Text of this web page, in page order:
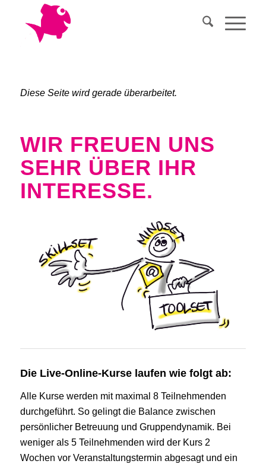
Diese Seite wird gerade überarbeitet.
WIR FREUEN UNS
SEHR ÜBER IHR
INTERESSE.
Die Live-Online-Kurse laufen wie folgt ab:
Alle Kurse werden mit maximal 8 Teilnehmenden
durchgeführt. So gelingt die Balance zwischen
persönlicher Betreuung und Gruppendynamik. Bei
weniger als 5 Teilnehmenden wird der Kurs 2
Wochen vor Veranstaltungstermin abgesagt und ein